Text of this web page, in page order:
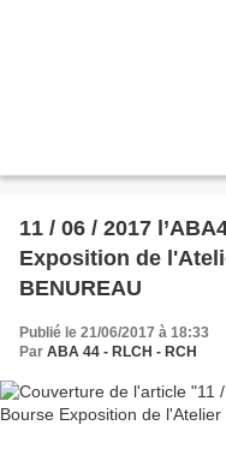
11 / 06 / 2017 l’ABA44 invitée à la 15eme Bourse
Exposition de
BENUREAU
Publié le 21/06/2017 à 18:33
Par ABA 44 - RLCH - RCH